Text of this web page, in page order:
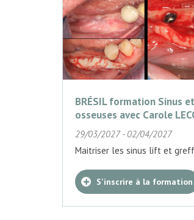
BRÉSIL formation Sinus
osseuses avec Carole
29/03/2027 - 02/04/2027
Maitriser les sinus lift et
S'inscrire à la formation